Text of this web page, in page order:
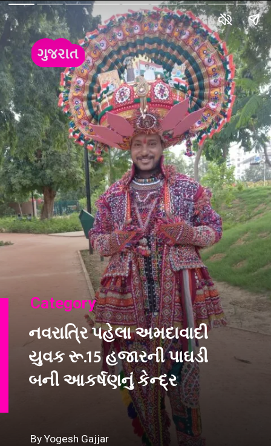
By Yogesh Gajjar
Category
નવરાત્રિ પહેલા અમદાવાદી
યુવક રૂ.15 હજારની પાઘડી
બની આકર્ષણનું કેન્દ્ર